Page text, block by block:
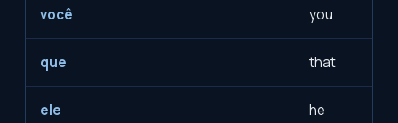
você you
que that
ele he